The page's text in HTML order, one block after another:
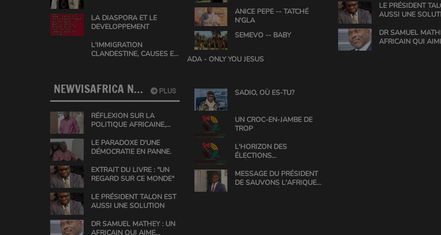
LA DIASPORA ET LE
DEVELOPPEMENT
L'IMMIGRATION
CLANDESTINE, CAUSES ET
PLUS
NEWVISAFRICA NEWS
RÉFLEXION SUR LA
POLITIQUE AFRICAINE,
CONRAD
LE PARADOXE D'UNE
DÉMOCRATIE EN PANNE.
EXTRAIT DU LIVRE : "UN
REGARD SUR CE MONDE"
LE PRÉSIDENT TALON EST
AUSSI UNE SOLUTION
DR SAMUEL MATHEY : UN
AFRICAIN QUI AIME
ANICE PEPE -- TATCHÉ
N'GLA
SEMEVO -- BABY
ADA - ONLY YOU JESUS
SADIO, OÙ ES-TU?
UN CROC-EN-JAMBE DE
TROP
L'HORIZON DES
ÉLECTIONS
BÉNIN
MESSAGE DU PRÉSIDENT
DE SAUVONS L'AFRIQUE
LE PRÉSIDENT
AUSSI UNE
DR SAMUEL
AFRICAIN QUI